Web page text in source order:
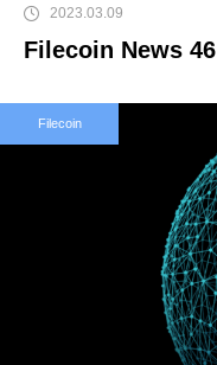
2023.03.09
Filecoin News 46
Filecoin